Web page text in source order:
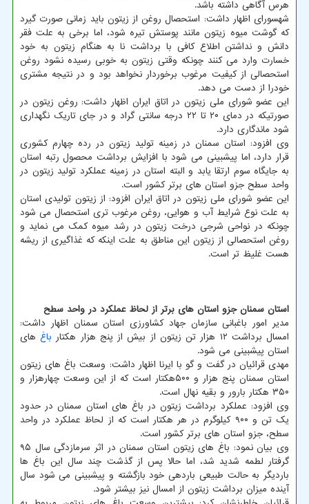
هرس آگاهی داشته باشد.
شهسورای اظهار داشت: استحصال روغن از زیتون باید زمانی صورت گیرد
که گوشت میوه زیتون مانند پوستش تیره شود، اما برخی به علت فقر
دانش و نداشتن اطلاع کافی با برداشت نا به هنگام زیتون به خود
خسارت وارد می کنند چونکه وقتی زیتون به خوبی رسیده نشود روغن
استحصالی از کیفیت مرغوب برخوردار نخواهد بود و در نتیجه مشتری
خودرا از دست می دهد.
این عضو شورای ملی زیتون در اتاق ایران اظهار داشت: روغن زیتون در
صورتیکه در دمای ۲۰ تا ۲۲ درجه سانتی گراد و در جای تاریک نگهداری
شود ماندگاری دارد.
وی افزود: استان سمنان در زمینه تولید زیتون در رده چهارم کشوری
قرار دارد، اما پیشبینی می شود با افزایش برداشت محصول رتبه استان
به جایگاه سوم ارتقا یابد و البته استان در زمینه عملکرد تولید زیتون در
واحد سطح جزو استان های برتر کشور است.
این عضو شورای ملی زیتون در اتاق ایران افزود: از زیتون تولیدی استان
به علت نوع شرایط آب و هوایی، روغن مرغوب تری استحصال می شود
چونکه در نواحی شرجی درخت زیتون در رشد میوه کمک می نماید و
روغن استحصالی از زیتون این مناطق به علت اینکه که غذاگیری از ریشه
هست غلیظ تر است.
استان سمنان جزو استان های برتر از لحاظ عملکرد در واحد سطح
مدیر امور باغبانی سازمان جهاد کشاورزی استان سمنان اظهار داشت:
امسال برداشت ۱۲ هزار تن زیتون از بیش از پنج هزار هکتار
باغهای
استان پیشبینی می شود.
مهدی قرائیان در گفت و گو با ایرنا اظهار داشت: وسعت باغ های زیتون
استان سمنان پنج هزار و ۵۰۰هکتار است که از این وسعت چهارهزار و
۳۵۰ هکتار بارور و بقیه نهال است.
وی افزود: عملکرد برداشت زیتون در باغ های استان سمنان در حدود
یک تن و ۹۰۰ کیلوگرم در هر هکتار است که از لحاظ عملکرد در واحد
سطح، جزو استان های برتر کشور است.
وی بیان نمود: باغ های زیتون استان سمنان در اثر سرمازدگی سال ۹۵
گرفتار لطمه شدید شد، اما حالا پس از گذشت چند سال این باغ ها
باردیگر به حالت طبیعی باردهی خود بازگشته و پیشبینی می شود سال
آینده میزان برداشت زیتون از امسال نیز بیشتر شود.